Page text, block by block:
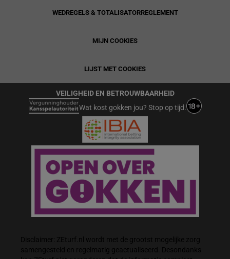
WEDREGELS & TOTALISATORREGLEMENT
MIJN COOKIES
LIJST MET COOKIES
VEILIGHEID EN BETROUWBAARHEID
Wat kost gokken jou? Stop op tijd.
Disclaimer: ZEturf.nl wordt met de grootst mogelijke zorg
samengesteld en regelmatig geactualiseerd. Desondanks